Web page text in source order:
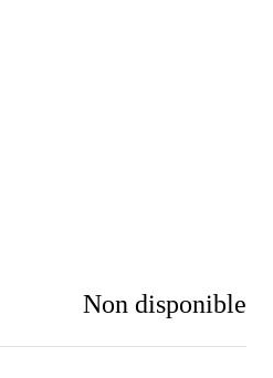
Non disponible